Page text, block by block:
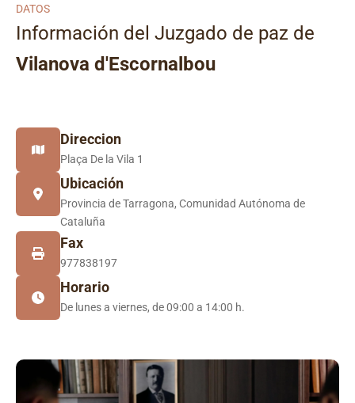
DATOS
Información del Juzgado de paz de
Vilanova d'Escornalbou
Direccion
Plaça De la Vila 1
Ubicación
Provincia de Tarragona, Comunidad Autónoma de
Cataluña
Fax
977838197
Horario
De lunes a viernes, de 09:00 a 14:00 h.